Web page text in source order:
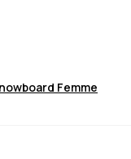
Femme